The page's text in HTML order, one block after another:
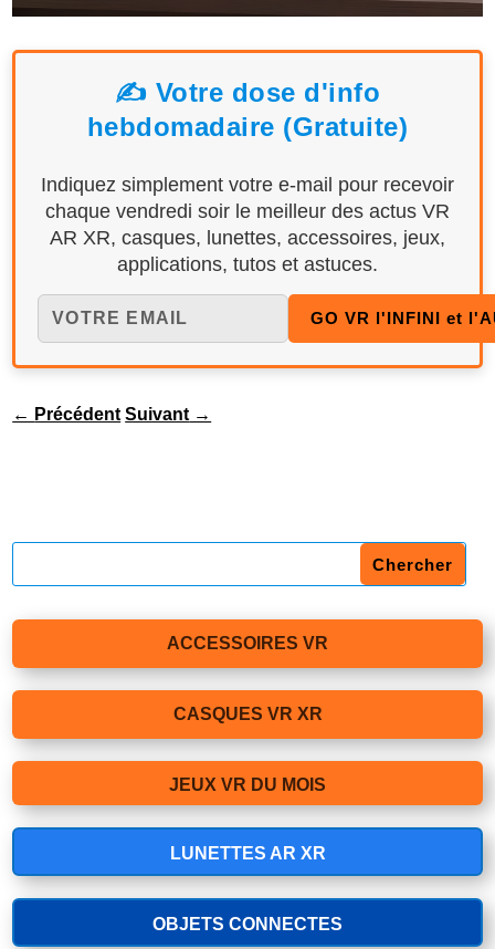
✍️ Votre dose d'info
hebdomadaire (Gratuite)
Indiquez simplement votre e-mail pour recevoir
chaque vendredi soir le meilleur des actus VR
AR XR, casques, lunettes, accessoires, jeux,
applications, tutos et astuces.
← Précédent Suivant →
ACCESSOIRES VR
CASQUES VR XR
JEUX VR DU MOIS
LUNETTES AR XR
OBJETS CONNECTES